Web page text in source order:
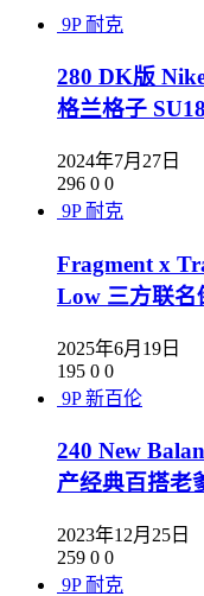
9P 耐克
280 DK版
格兰格子
2024年7月27日
296 0 0
9P 耐克
Fragment x
Low 三方联名
2025年6月19日
195 0 0
9P 新百伦
240 New
产经典百搭老
2023年12月25日
259 0 0
9P 耐克